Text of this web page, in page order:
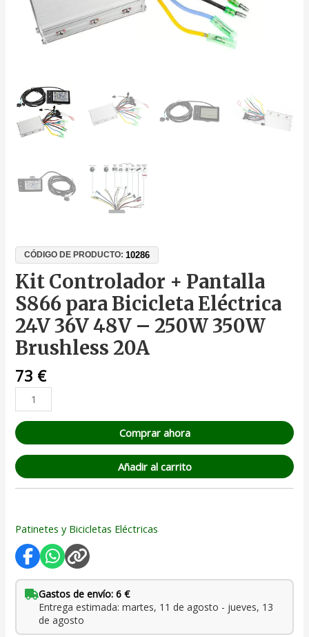
CÓDIGO DE PRODUCTO:10286
Kit Controlador + Pantalla
S866 para Bicicleta Eléctrica
24V 36V 48V – 250W 350W
Brushless 20A
73 €
350W
Brushless
Comprar ahora
Añadir al carrito
Patinetes y Bicicletas Eléctricas
Gastos de envío: 6 €
Entrega estimada: martes, 11 de agosto - jueves, 13
de agosto